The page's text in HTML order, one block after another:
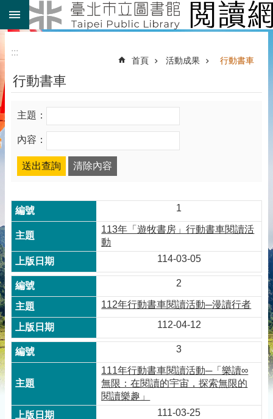
跳到主要內容區塊
:::
首頁 活動成果 行動書車
行動書車
主題：
內容：
1
113年「遊牧書房」行動書車閱讀活
動
114-03-05
2
112年行動書車閱讀活動─漫讀行者
112-04-12
3
111年行動書車閱讀活動─「樂讀∞
無限：在閱讀的宇宙，探索無限的
閱讀樂趣」
111-03-25